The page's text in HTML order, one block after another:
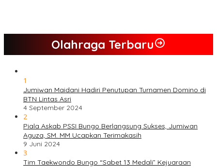
Olahraga Terbaru
1
Jumiwan Maidani Hadiri Penutupan Turnamen Domino di
BTN Lintas Asri
4 September 2024
2
Piala Askab PSSI Bungo Berlangsung Sukses, Jumiwan
Aguza, SM. MM Ucapkan Terimakasih
9 Juni 2024
3
Tim Taekwondo Bungo “Sabet 13 Medali” Kejuaraan